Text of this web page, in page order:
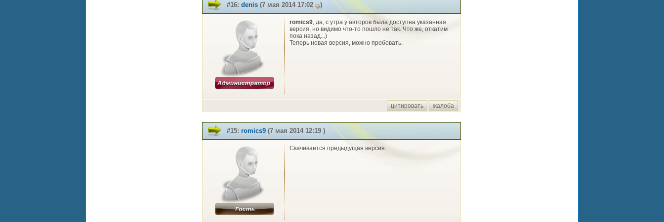
#16: denis (7 мая 2014 17:02 )
romics9, да, с утра у авторов была доступна указанная
версия, но видимо что-то пошло не так. Что же, откатим
пока назад...)
Теперь новая версия, можно пробовать.
цитировать жалоба
#15: romics9 (7 мая 2014 12:19 )
Скачивается предыдущая версия.